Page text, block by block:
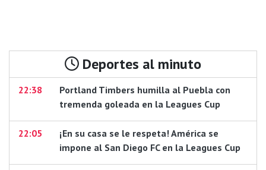
Deportes al minuto
22:38
Portland Timbers humilla al Puebla con
tremenda goleada en la Leagues Cup
22:05
¡En su casa se le respeta! América se
impone al San Diego FC en la Leagues Cup